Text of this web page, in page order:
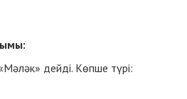
дейді. Көпше түрі: